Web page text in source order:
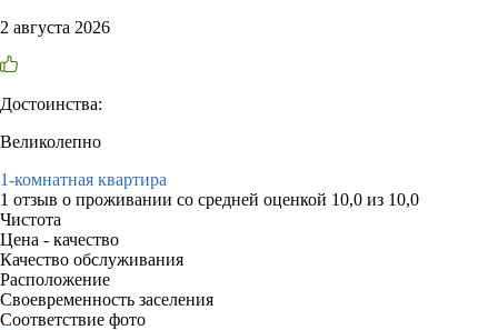
2 августа 2026
Достоинства:
Великолепно
1-комнатная квартира
1 отзыв о проживании со средней оценкой 10,0 из 10,0
Чистота
Цена - качество
Качество обслуживания
Расположение
Своевременность заселения
Соответствие фото